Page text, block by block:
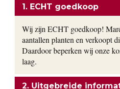
1. ECHT goedkoop
Wij zijn ECHT goedkoop!
aantallen planten en verkoopt
Daardoor beperken wij onze
laag.
2. Uitgebreide